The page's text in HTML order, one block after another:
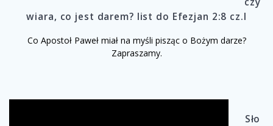
wiara, co jest darem? list do Efezjan 2:8 cz.I
Co Apostoł Paweł miał na myśli pisząc o Bożym darze?
Zapraszamy.
Sło